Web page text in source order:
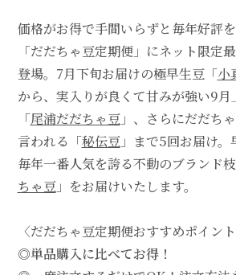
価格がお得で手間いらずと毎年好評
「だだちゃ豆定期便」にネット限定
登場。7月下旬お届けの極早生豆「小
から、実入りが良くて甘みが強い9
「尾浦だだちゃ豆」、さらにだだち
言われる「秘伝豆」まで5回お届け。
毎年一番人気を誇る不動のブランド
ちゃ豆」をお届けいたします。
〈だだちゃ豆定期便おすすめポイント
◎単品購入に比べてお得！